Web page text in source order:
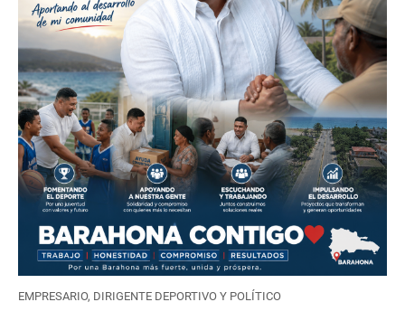
EMPRESARIO, DIRIGENTE DEPORTIVO Y POLÍTICO